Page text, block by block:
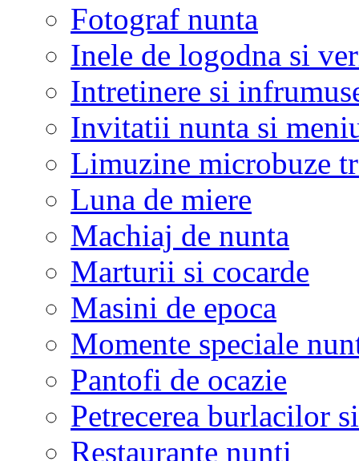
Fotograf nunta
Inele de logodna si
Intretinere si
Invitatii nunta si
Limuzine microbuze
Luna de miere
Machiaj de nunta
Marturii si cocarde
Masini de epoca
Momente speciale
Pantofi de ocazie
Petrecerea burlacilor
Restaurante nunti